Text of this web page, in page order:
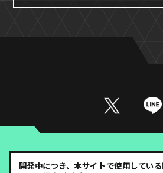
開発中につき、本サイトで使用してい